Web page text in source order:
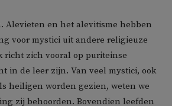
Alevieten en het alevitisme hebben
voor mystici uit andere religieuze
richt zich vooral op puriteinse
in de leer zijn. Van veel mystici, ook
heiligen worden gezien, weten we
zij behoorden. Bovendien leefden